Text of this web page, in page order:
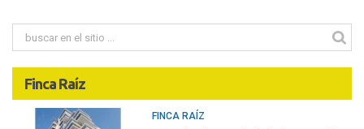
Finca Raíz
FINCA RAÍZ